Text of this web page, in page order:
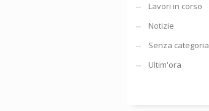
Lavori in corso
Notizie
Senza categoria
Ultim'ora